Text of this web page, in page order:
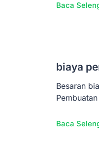
Baca
biaya
Besaran
Baca